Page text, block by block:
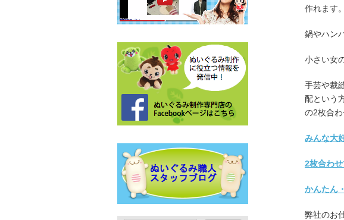
作れます。
鍋やハン
小さい女
手芸や裁
配という
の2枚合
みんな大
2枚合わ
かんたん
弊社のお